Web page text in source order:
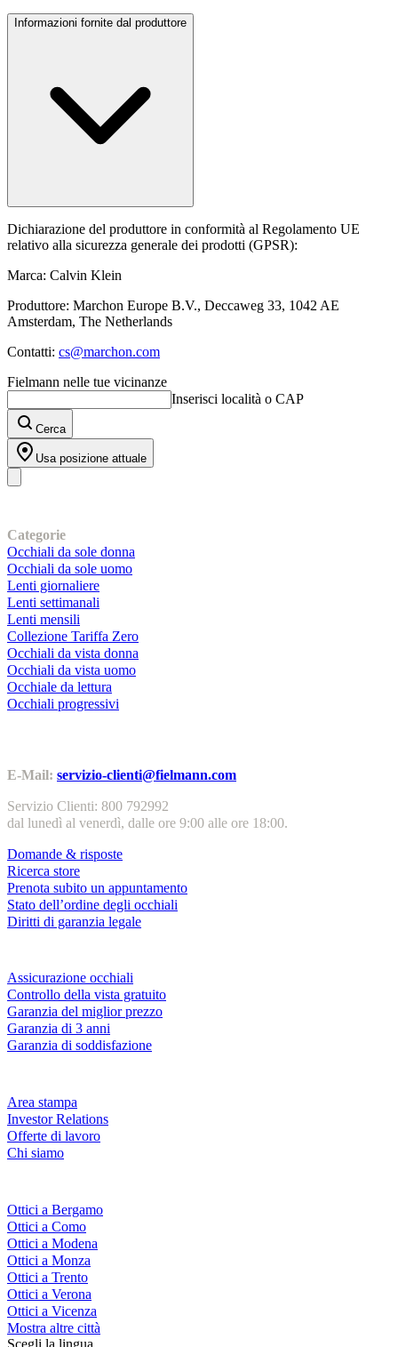
Informazioni fornite dal produttore
Dichiarazione del produttore in conformità al Regolamento UE
relativo alla sicurezza generale dei prodotti (GPSR):
Marca: Calvin Klein
Produttore: Marchon Europe B.V., Deccaweg 33, 1042 AE
Amsterdam, The Netherlands
Contatti: cs@marchon.com
Fielmann nelle tue vicinanze
Inserisci località o CAP
Cerca
Usa posizione attuale
Categorie
Occhiali da sole donna
Occhiali da sole uomo
Lenti giornaliere
Lenti settimanali
Lenti mensili
Collezione Tariffa Zero
Occhiali da vista donna
Occhiali da vista uomo
Occhiale da lettura
Occhiali progressivi
E-Mail: servizio-clienti@fielmann.com
Servizio Clienti: 800 792992
dal lunedì al venerdì, dalle ore 9:00 alle ore 18:00.
Domande & risposte
Ricerca store
Prenota subito un appuntamento
Stato dell’ordine degli occhiali
Diritti di garanzia legale
Assicurazione occhiali
Controllo della vista gratuito
Garanzia del miglior prezzo
Garanzia di 3 anni
Garanzia di soddisfazione
Area stampa
Investor Relations
Offerte di lavoro
Chi siamo
Ottici a Bergamo
Ottici a Como
Ottici a Modena
Ottici a Monza
Ottici a Trento
Ottici a Verona
Ottici a Vicenza
Mostra altre città
Scegli la lingua